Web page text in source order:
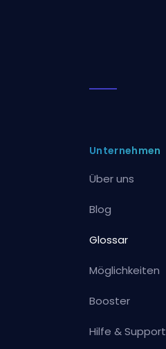
Unternehmen
Über uns
Blog
Glossar
Möglichkeiten
Booster
Hilfe & Support